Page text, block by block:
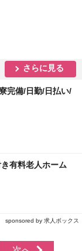
さらに見る
完備/日勤/日払い/
有料老人ホーム
sponsored by 求人ボックス